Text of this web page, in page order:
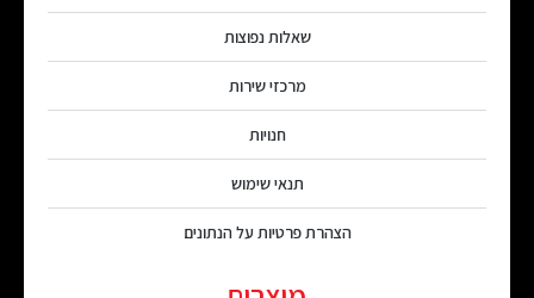
שאלות נפוצות
מרכזי שירות
חנויות
תנאי שימוש
הצהרת פרטיות על הנתונים